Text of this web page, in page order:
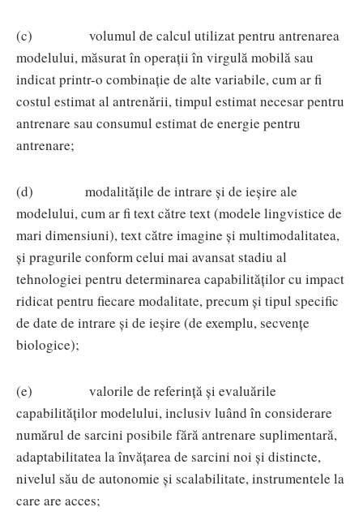
(c) volumul de calcul utilizat pentru antrenarea
modelului, măsurat în operații în virgulă mobilă sau
indicat printr-o combinație de alte variabile, cum ar fi
costul estimat al antrenării, timpul estimat necesar pentru
antrenare sau consumul estimat de energie pentru
antrenare;
(d) modalitățile de intrare și de ieșire ale
modelului, cum ar fi text către text (modele lingvistice de
mari dimensiuni), text către imagine și multimodalitatea,
și pragurile conform celui mai avansat stadiu al
tehnologiei pentru determinarea capabilităților cu impact
ridicat pentru fiecare modalitate, precum și tipul specific
de date de intrare și de ieșire (de exemplu, secvențe
biologice);
(e) valorile de referință și evaluările
capabilităților modelului, inclusiv luând în considerare
numărul de sarcini posibile fără antrenare suplimentară,
adaptabilitatea la învățarea de sarcini noi și distincte,
nivelul său de autonomie și scalabilitate, instrumentele la
care are acces;